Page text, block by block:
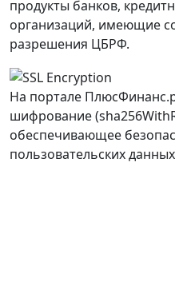
продукты банков,
организаций, имеющие
разрешения ЦБРФ.
На портале
шифрование
обеспечивающее
пользовательских